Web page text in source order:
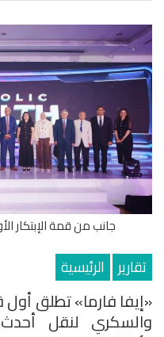
جانب من قمة الإبتكار
تقارير الرئيسية
«إيفا فارما» تطلق أول
والسكري لنقل أحدث